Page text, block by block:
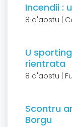
Incendii :
8 d'aostu |
U
rientrata
8 d'aostu |
Scontru
Borgu